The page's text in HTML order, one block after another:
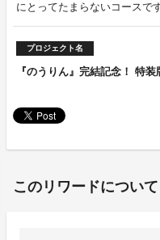
にとってたまらないコースです
プロジェクト名
『のうりん』完結記念！ 特
このリワードについて